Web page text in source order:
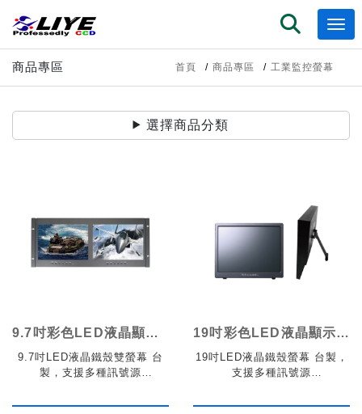
商品專區 首頁 商品專區 工業監控螢幕
選擇商品分類
9.7吋彩色LED液晶顯示器鐵殼
9.7吋LED液晶鐵殼雙螢幕 台
製，支援多種訊號源
19吋彩色LED液晶顯示器鐵殼
19吋LED液晶鐵殼螢幕 台製，
支援多種訊號源